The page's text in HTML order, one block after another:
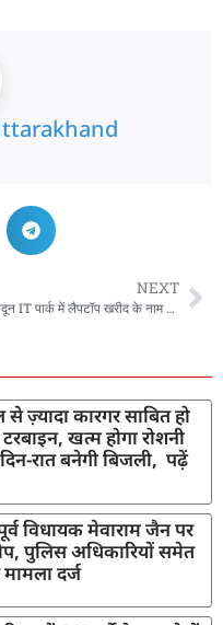
NEXT
देहरादून IT पार्क में लैपटॉप खरीद के नाम पर लाखों की ठगी, OMS ग्रुप के नाम पर हुआ फर्जीवाड़ा
ज़्यादा कारगर साबित हो
खत्म होगा रोशनी
रात बनेगी बिजली, पढ़ें
विधायक मेवाराम जैन पर
पुलिस अधिकारियों समेत
दर्ज